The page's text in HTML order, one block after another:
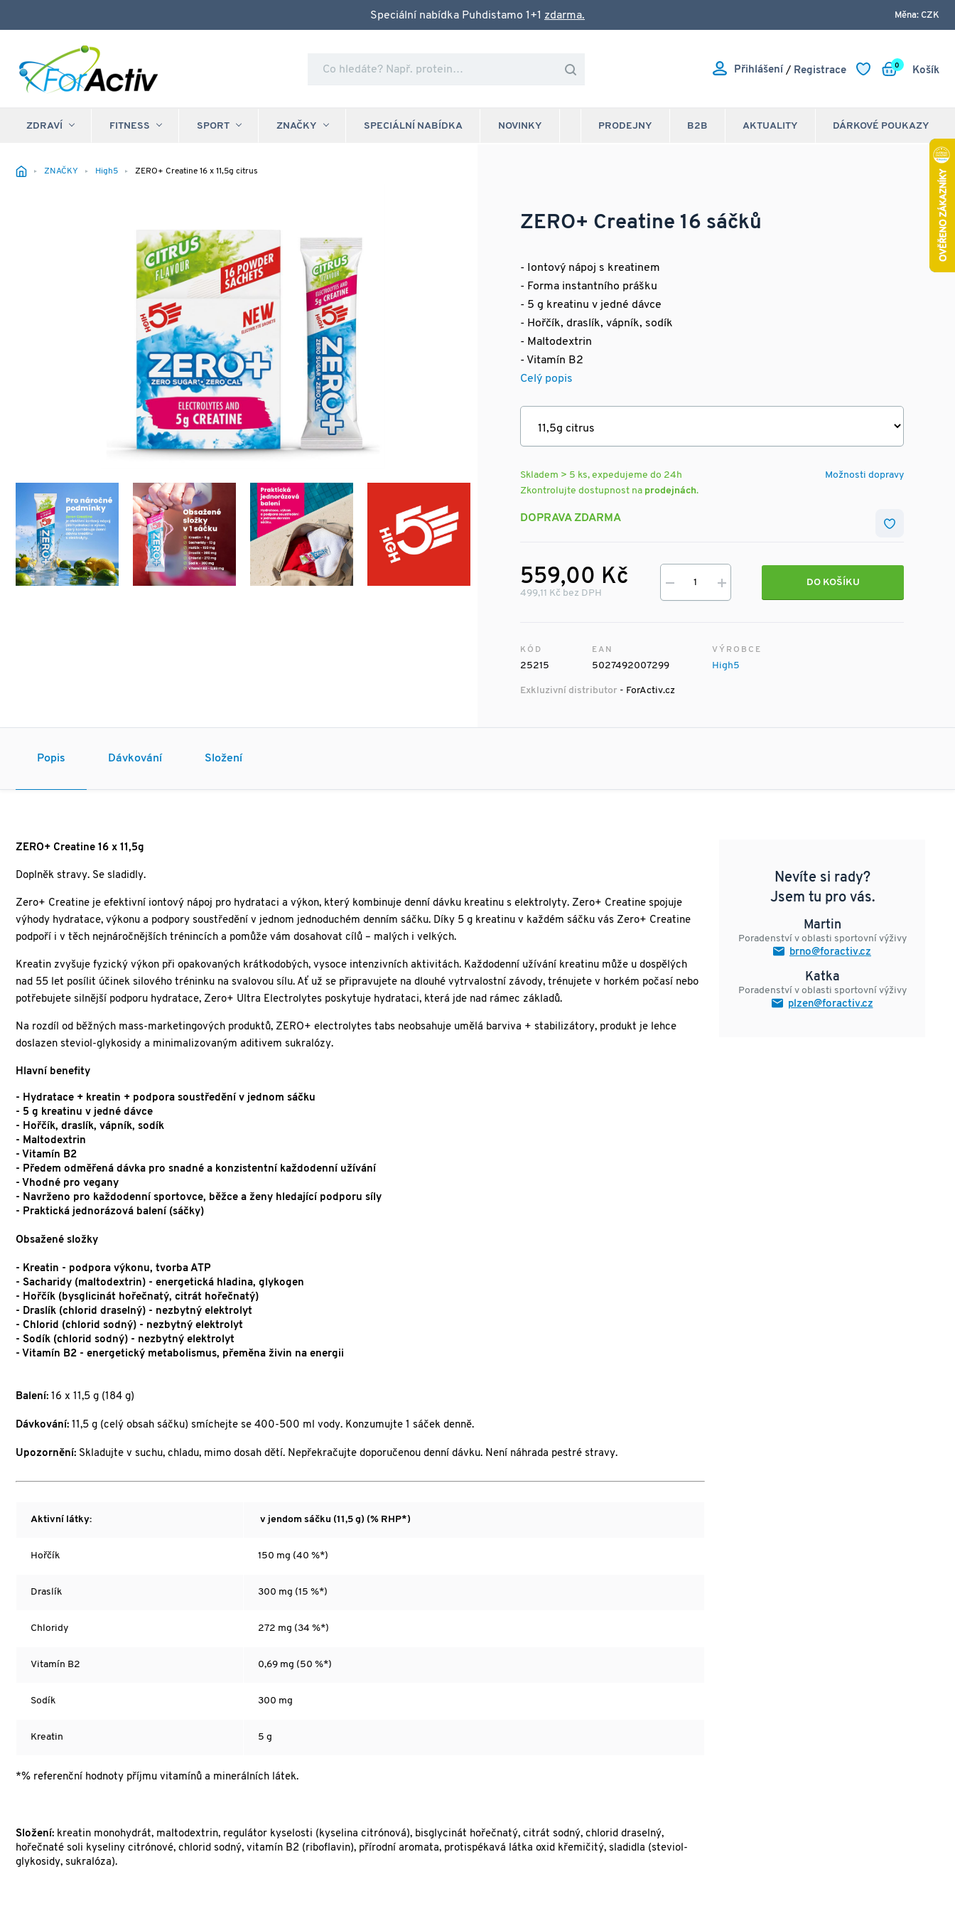
Speciální nabídka Puhdistamo 1+1 zdarma. Měna: CZK
Přihlášení / Registrace Košík
0
ZDRAVÍ FITNESS SPORT ZNAČKY SPECIÁLNÍ NABÍDKA NOVINKY DÁRKOVÉ POUKAZY
AKTUALITY
B2B
PRODEJNY
ZNAČKY High5 ZERO+ Creatine 16 x 11,5g citrus
ZERO+ Creatine 16 sáčků
- Iontový nápoj s kreatinem
- Forma instantního prášku
- 5 g kreatinu v jedné dávce
- Hořčík, draslík, vápník, sodík
- Maltodextrin
- Vitamín B2
Celý popis
Možnosti dopravy
Skladem > 5 ks, expedujeme do 24h
Zkontrolujte dostupnost na prodejnách.
DOPRAVA ZDARMA
559,00 Kč
499,11 Kč bez DPH
DO KOŠÍKU
KÓD
25215
EAN
5027492007299
VÝROBCE
High5
Exkluzivní distributor - ForActiv.cz
Popis Dávkování Složení
ZERO+ Creatine 16 x 11,5g
Doplněk stravy. Se sladidly.
Zero+ Creatine je efektivní iontový nápoj pro hydrataci a výkon, který kombinuje denní dávku kreatinu s elektrolyty. Zero+ Creatine spojuje
výhody hydratace, výkonu a podpory soustředění v jednom jednoduchém denním sáčku. Díky 5 g kreatinu v každém sáčku vás Zero+ Creatine
podpoří i v těch nejnáročnějších trénincích a pomůže vám dosahovat cílů – malých i velkých.
Kreatin zvyšuje fyzický výkon při opakovaných krátkodobých, vysoce intenzivních aktivitách. Každodenní užívání kreatinu může u dospělých
nad 55 let posílit účinek silového tréninku na svalovou sílu. Ať už se připravujete na dlouhé vytrvalostní závody, trénujete v horkém počasí nebo
potřebujete silnější podporu hydratace, Zero+ Ultra Electrolytes poskytuje hydrataci, která jde nad rámec základů.
Na rozdíl od běžných mass-marketingových produktů, ZERO+ electrolytes tabs neobsahuje umělá barviva + stabilizátory, produkt je lehce
doslazen steviol-glykosidy a minimalizovaným aditivem sukralózy.
Hlavní benefity
- Hydratace + kreatin + podpora soustředění v jednom sáčku
- 5 g kreatinu v jedné dávce
- Hořčík, draslík, vápník, sodík
- Maltodextrin
- Vitamín B2
- Předem odměřená dávka pro snadné a konzistentní každodenní užívání
- Vhodné pro vegany
- Navrženo pro každodenní sportovce, běžce a ženy hledající podporu síly
- Praktická jednorázová balení (sáčky)
Obsažené složky
- Kreatin - podpora výkonu, tvorba ATP
- Sacharidy (maltodextrin) - energetická hladina, glykogen
- Hořčík (bysglicinát hořečnatý, citrát hořečnatý)
- Draslík (chlorid draselný) - nezbytný elektrolyt
- Chlorid (chlorid sodný) - nezbytný elektrolyt
- Sodík (chlorid sodný) - nezbytný elektrolyt
- Vitamín B2 - energetický metabolismus, přeměna živin na energii
Balení: 16 x 11,5 g (184 g)
Dávkování: 11,5 g (celý obsah sáčku) smíchejte se 400-500 ml vody. Konzumujte 1 sáček denně.
Upozornění: Skladujte v suchu, chladu, mimo dosah dětí. Nepřekračujte doporučenou denní dávku. Není náhrada pestré stravy.
Aktivní látky: v jendom sáčku (11,5 g) (% RHP*)
Hořčík 150 mg (40 %*)
Draslík 300 mg (15 %*)
Chloridy 272 mg (34 %*)
Vitamín B2 0,69 mg (50 %*)
Sodík 300 mg
Kreatin 5 g
*% referenční hodnoty příjmu vitamínů a minerálních látek.
Složení: kreatin monohydrát, maltodextrin, regulátor kyselosti (kyselina citrónová), bisglycinát hořečnatý, citrát sodný, chlorid draselný,
hořečnaté soli kyseliny citrónové, chlorid sodný, vitamín B2 (riboflavin), přírodní aromata, protispékavá látka oxid křemičitý, sladidla (steviol-
glykosidy, sukralóza).
Nevíte si rady?
Jsem tu pro vás.
Martin
Poradenství v oblasti sportovní výživy
brno@foractiv.cz
Katka
Poradenství v oblasti sportovní výživy
plzen@foractiv.cz